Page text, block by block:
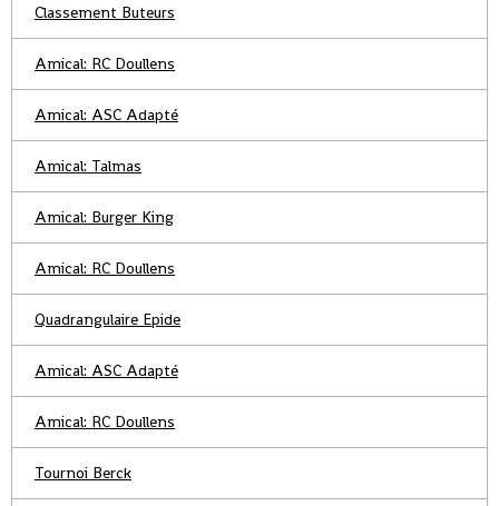
Classement Buteurs
Amical: RC Doullens
Amical: ASC Adapté
Amical: Talmas
Amical: Burger King
Amical: RC Doullens
Quadrangulaire Epide
Amical: ASC Adapté
Amical: RC Doullens
Tournoi Berck